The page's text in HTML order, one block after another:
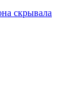
скрывала